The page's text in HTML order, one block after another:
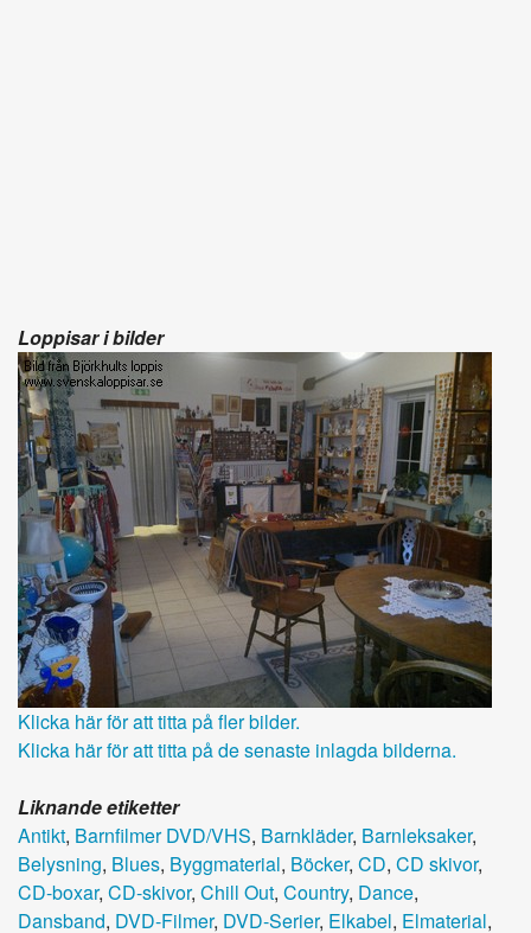
Loppisar i bilder
Klicka här för att titta på fler bilder.
Klicka här för att titta på de senaste inlagda bilderna.
Liknande etiketter
Antikt, Barnfilmer DVD/VHS, Barnkläder, Barnleksaker,
Belysning, Blues, Byggmaterial, Böcker, CD, CD skivor,
CD-boxar, CD-skivor, Chill Out, Country, Dance,
Dansband, DVD-Filmer, DVD-Serier, Elkabel, Elmaterial,